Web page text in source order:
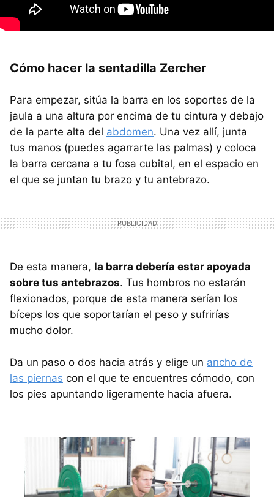
Cómo hacer la sentadilla Zercher
Para empezar, sitúa la barra en los soportes de la
jaula a una altura por encima de tu cintura y debajo
de la parte alta del abdomen. Una vez allí, junta
tus manos (puedes agarrarte las palmas) y coloca
la barra cercana a tu fosa cubital, en el espacio en
el que se juntan tu brazo y tu antebrazo.
De esta manera, la barra debería estar apoyada
sobre tus antebrazos. Tus hombros no estarán
flexionados, porque de esta manera serían los
bíceps los que soportarían el peso y sufrirías
mucho dolor.
Da un paso o dos hacia atrás y elige un ancho de
las piernas con el que te encuentres cómodo, con
los pies apuntando ligeramente hacia afuera.